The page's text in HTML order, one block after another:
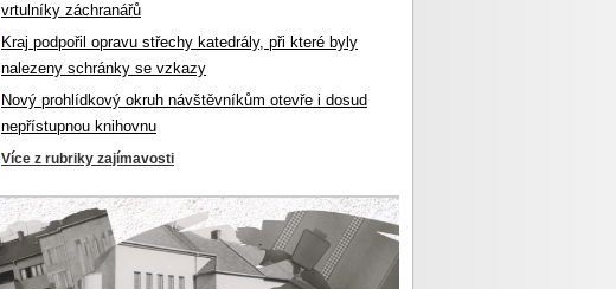
vrtulníky záchranářů
Kraj podpořil opravu střechy katedrály, při které byly
nalezeny schránky se vzkazy
Nový prohlídkový okruh návštěvníkům otevře i dosud
nepřístupnou knihovnu
Více z rubriky zajímavosti